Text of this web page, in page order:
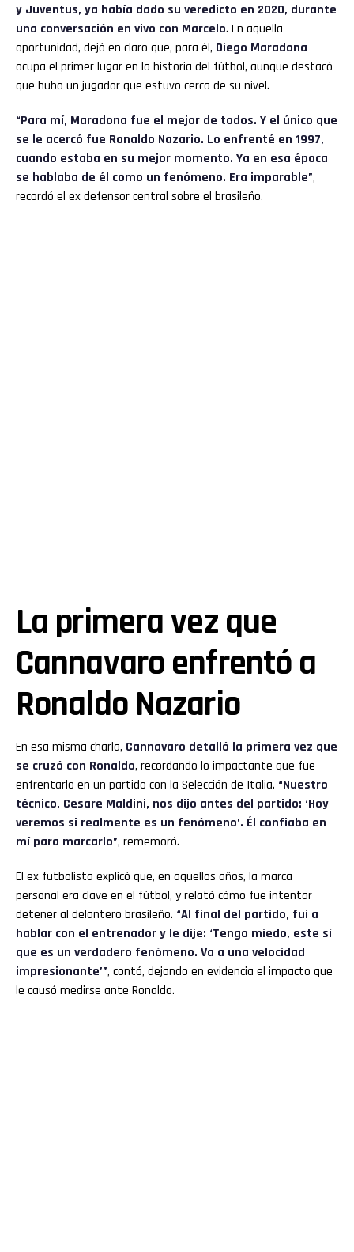
y Juventus, ya había dado su veredicto en 2020, durante
una conversación en vivo con Marcelo. En aquella
oportunidad, dejó en claro que, para él, Diego Maradona
ocupa el primer lugar en la historia del fútbol, aunque destacó
que hubo un jugador que estuvo cerca de su nivel.
“Para mí, Maradona fue el mejor de todos. Y el único que
se le acercó fue Ronaldo Nazario. Lo enfrenté en 1997,
cuando estaba en su mejor momento. Ya en esa época
se hablaba de él como un fenómeno. Era imparable”,
recordó el ex defensor central sobre el brasileño.
La primera vez que
Cannavaro enfrentó a
Ronaldo Nazario
En esa misma charla, Cannavaro detalló la primera vez que
se cruzó con Ronaldo, recordando lo impactante que fue
enfrentarlo en un partido con la Selección de Italia. “Nuestro
técnico, Cesare Maldini, nos dijo antes del partido: ‘Hoy
veremos si realmente es un fenómeno’. Él confiaba en
mí para marcarlo”, rememoró.
El ex futbolista explicó que, en aquellos años, la marca
personal era clave en el fútbol, y relató cómo fue intentar
detener al delantero brasileño. “Al final del partido, fui a
hablar con el entrenador y le dije: ‘Tengo miedo, este sí
que es un verdadero fenómeno. Va a una velocidad
impresionante’”, contó, dejando en evidencia el impacto que
le causó medirse ante Ronaldo.